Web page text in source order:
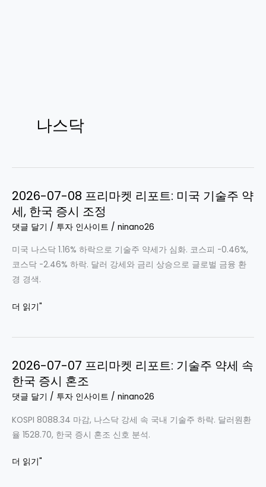
나스닥
2026-07-08 프리마켓 리포트: 미국 기술주 약
세, 한국 증시 조정
댓글 달기 / 투자 인사이트 / ninano26
미국 나스닥 1.16% 하락으로 기술주 약세가 심화. 코스피 -0.46%,
코스닥 -2.46% 하락. 달러 강세와 금리 상승으로 글로벌 금융 환
경 경색.
2026-
08
리
마
켓
포
트:
미
더 읽기"
2026-07-07 프리마켓 리포트: 기술주 약세 속
한국 증시 혼조
댓글 달기 / 투자 인사이트 / ninano26
KOSPI 8088.34 마감, 나스닥 강세 속 국내 기술주 하락. 달러원환
율 1528.70, 한국 증시 혼조 신호 분석.
2026-
더 읽기"